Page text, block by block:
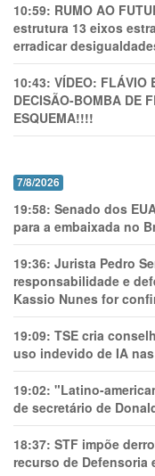
10:59: RUMO AO
estrutura 13 eixos
erradicar
10:43: VÍDEO: FLÁVIO
DECISÃO-BOMBA DE
ESQUEMA!!!!
7/8/2026
19:58: Senado dos
para a embaixada no
19:36: Jurista Pedro
responsabilidade e
Kassio Nunes for
19:09: TSE cria
uso indevido de IA
19:02: "Latino-
de secretário de
18:37: STF impõe
recurso de Defensoria